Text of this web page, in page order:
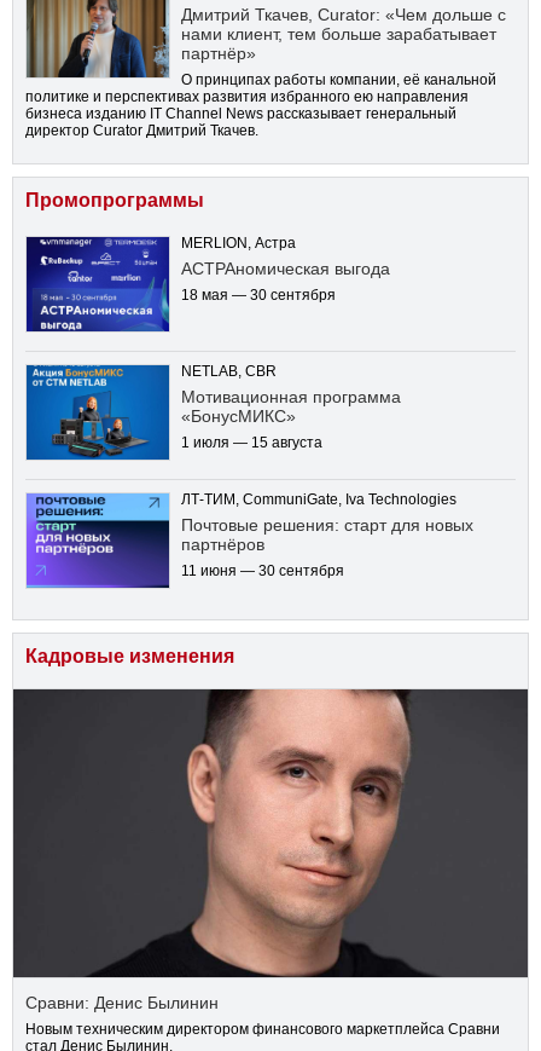
Дмитрий Ткачев, Curator: «Чем дольше с
нами клиент, тем больше зарабатывает
партнёр»
О принципах работы компании, её канальной
политике и перспективах развития избранного ею направления
бизнеса изданию IT Channel News рассказывает генеральный
директор Curator Дмитрий Ткачев.
Промопрограммы
MERLION, Астра
АСТРАномическая выгода
18 мая — 30 сентября
NETLAB, CBR
Мотивационная программа
«БонусМИКС»
1 июля — 15 августа
ЛТ-ТИМ, CommuniGate, Iva Technologies
Почтовые решения: старт для новых
партнёров
11 июня — 30 сентября
Кадровые изменения
Сравни: Денис Былинин
Новым техническим директором финансового маркетплейса Сравни
стал Денис Былинин.